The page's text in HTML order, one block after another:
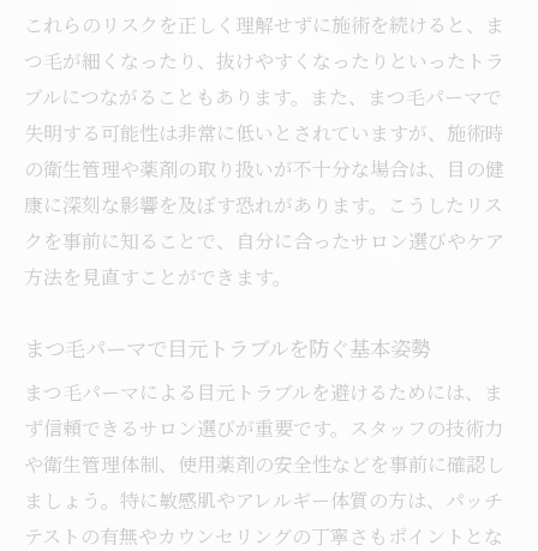
体調変化を感じたら考えたいポイント
まつ毛パーマ中の体調不良サインを見逃さ
ない
まつ毛パーマで気分が悪くなったときの対
処法
まつ毛パーマ後の頭痛やめまいに注意する
理由
まつ毛パーマ施術時の体調管理の重要性
断基準
まつ毛パーマ後の頭痛やめまい対策法
まつ毛パーマ後の頭痛を和らげるためにで
きること
まつ毛パーマによるめまいを防ぐセルフケ
これらのリスクを正しく理解せずに施術を続けると、ま
つ毛が細くなったり、抜けやすくなったりといったトラ
ブルにつながることもあります。また、まつ毛パーマで
失明する可能性は非常に低いとされていますが、施術時
の衛生管理や薬剤の取り扱いが不十分な場合は、目の健
康に深刻な影響を及ぼす恐れがあります。こうしたリス
クを事前に知ることで、自分に合ったサロン選びやケア
方法を見直すことができます。
まつ毛パーマで目元トラブルを防ぐ基本姿勢
まつ毛パーマによる目元トラブルを避けるためには、ま
ず信頼できるサロン選びが重要です。スタッフの技術力
や衛生管理体制、使用薬剤の安全性などを事前に確認し
ましょう。特に敏感肌やアレルギー体質の方は、パッチ
テストの有無やカウンセリングの丁寧さもポイントとな